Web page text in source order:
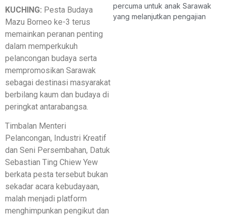
KUCHING: Pesta Budaya
Mazu Borneo ke-3 terus
memainkan peranan penting
dalam memperkukuh
pelancongan budaya serta
mempromosikan Sarawak
sebagai destinasi masyarakat
berbilang kaum dan budaya di
peringkat antarabangsa.
Timbalan Menteri
Pelancongan, Industri Kreatif
dan Seni Persembahan, Datuk
Sebastian Ting Chiew Yew
berkata pesta tersebut bukan
sekadar acara kebudayaan,
malah menjadi platform
menghimpunkan pengikut dan
percuma untuk anak Sarawak
yang melanjutkan pengajian